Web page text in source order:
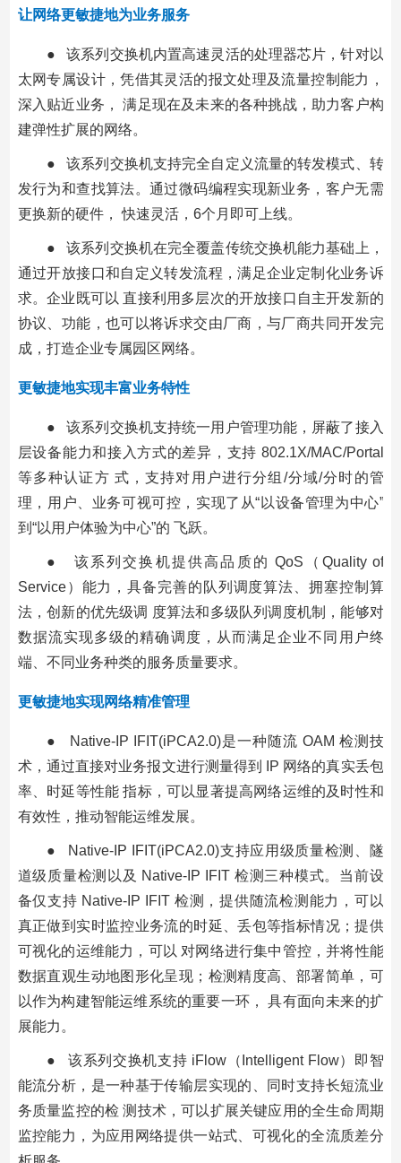
让网络更敏捷地为业务服务
● 该系列交换机内置高速灵活的处理器芯片，针对以
太网专属设计，凭借其灵活的报文处理及流量控制能力，
深入贴近业务， 满足现在及未来的各种挑战，助力客户构
建弹性扩展的网络。
● 该系列交换机支持完全自定义流量的转发模式、转
发行为和查找算法。通过微码编程实现新业务，客户无需
更换新的硬件， 快速灵活，6个月即可上线。
● 该系列交换机在完全覆盖传统交换机能力基础上，
通过开放接口和自定义转发流程，满足企业定制化业务诉
求。企业既可以 直接利用多层次的开放接口自主开发新的
协议、功能，也可以将诉求交由厂商，与厂商共同开发完
成，打造企业专属园区网络。
更敏捷地实现丰富业务特性
● 该系列交换机支持统一用户管理功能，屏蔽了接入
层设备能力和接入方式的差异，支持 802.1X/MAC/Portal
等多种认证方 式，支持对用户进行分组/分域/分时的管
理，用户、业务可视可控，实现了从“以设备管理为中心”
到“以用户体验为中心”的 飞跃。
● 该系列交换机提供高品质的 QoS（Quality of
Service）能力，具备完善的队列调度算法、拥塞控制算
法，创新的优先级调 度算法和多级队列调度机制，能够对
数据流实现多级的精确调度，从而满足企业不同用户终
端、不同业务种类的服务质量要求。
更敏捷地实现网络精准管理
● Native-IP IFIT(iPCA2.0)是一种随流 OAM 检测技
术，通过直接对业务报文进行测量得到 IP 网络的真实丢包
率、时延等性能 指标，可以显著提高网络运维的及时性和
有效性，推动智能运维发展。
● Native-IP IFIT(iPCA2.0)支持应用级质量检测、隧
道级质量检测以及 Native-IP IFIT 检测三种模式。当前设
备仅支持 Native-IP IFIT 检测，提供随流检测能力，可以
真正做到实时监控业务流的时延、丢包等指标情况；提供
可视化的运维能力，可以 对网络进行集中管控，并将性能
数据直观生动地图形化呈现；检测精度高、部署简单，可
以作为构建智能运维系统的重要一环， 具有面向未来的扩
展能力。
● 该系列交换机支持 iFlow（Intelligent Flow）即智
能流分析，是一种基于传输层实现的、同时支持长短流业
务质量监控的检 测技术，可以扩展关键应用的全生命周期
监控能力，为应用网络提供一站式、可视化的全流质差分